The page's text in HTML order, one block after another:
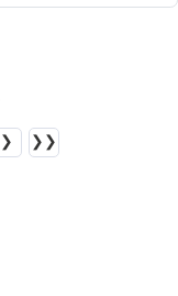
❯ ❯❯